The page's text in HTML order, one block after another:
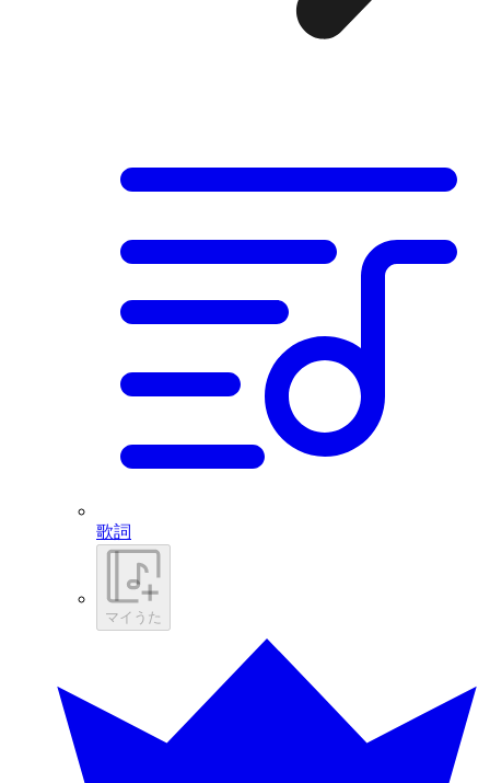
歌詞
マイうた